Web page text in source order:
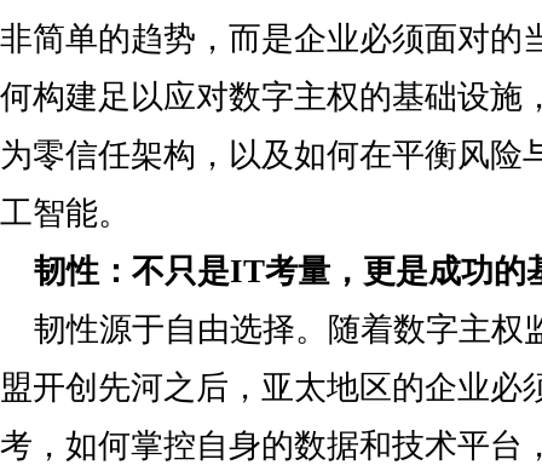
非简单的趋势，而是企业必须面对的
何构建足以应对数字主权的基础设施
为零信任架构，以及如何在平衡风险
工智能。
韧性：不只是IT考量 ，更是成功的
韧性源于自由选择。随着数字主权
盟开创先河之后，亚太地区的企业必
考，如何掌控自身的数据和技术平台